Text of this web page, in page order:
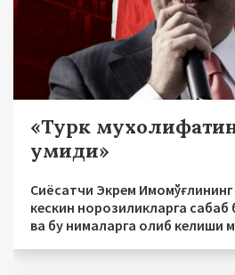
«Турк
умиди»
Сиёсатчи Экрем
кескин норозиликларга сабаб
ва бу нималарга олиб келиши